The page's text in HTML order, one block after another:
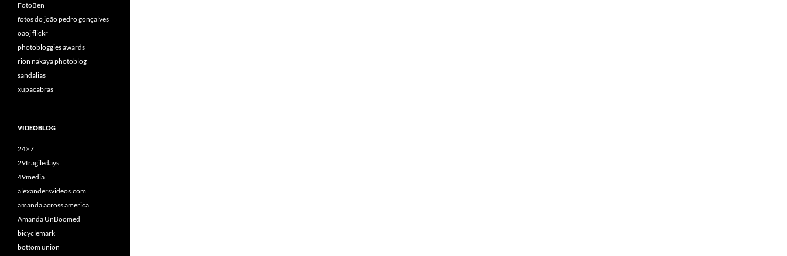
FotoBen
fotos do joão pedro gonçalves
oaoj flickr
photobloggies awards
rion nakaya photoblog
sandalias
xupacabras
VIDEOBLOG
24×7
29fragiledays
49media
alexandersvideos.com
amanda across america
Amanda UnBoomed
bicyclemark
bottom union